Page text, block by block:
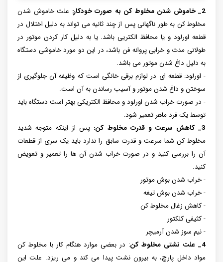
2_ خاموش شدن مخلوط کن به صورت خودکار:
علت خاموش شدن
مخلوط کن به طور ناگهانی پس از چند ثانیه می تواند به دلیل اختلال در
قطعه اورلود و یا محافظ الکتریی باشد. یا به دلیل کار کردن موتور در
طولانی مدت و خرابی پروانه فن باشد، در این دو مورد خاموشی دستگاه
به دلیل داغ شدن موتور می باشد.
- اورلود: قطعه ای در لوازم برقی خانگی است که وظیفه آن جلوگیری از
سوختن و داغ شدن موتور و آسیب رساندن به آن است.
- در صورت خراب شدن اورلود و محافظ الکتریکی بهتر است دستگاه باید
توسط یک فرد ماهر تعمیر شود.
3_ کاهش سرعت و قدرت مخلوط کن:
پس از اینکه متوجه شدید
مخلوط کن شما سرعت و قدرت سابق را ندارد باید یک سری از قطعات
آن را بررسی کنید و در صورت خراب شدن آن ها را تعمیر و تعویض
کنید.
- خراب شدن بوش موتور
- خراب شدن بوش تیغه
- کاهش زغال مخلوط کن
- کثیفی کلکتور
- نیم سوز شدن آرمیچر
4_ علت نشتی مخلوط کن
: در بعضی موارد هنگام کار با مخلوط کن
مواد داخل پارچ، به بیرون نشت پیدا می کند و می ریزد. علت این